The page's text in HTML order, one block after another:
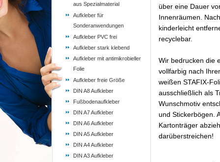
aus Spezialmaterial
Aufkleber für
Sonderanwendungen
Aufkleber PVC frei
Aufkleber stark klebend
Aufkleber mit antimikrobieller
Folie
Aufkleber freie Größe
DIN A8 Aufkleber
Fußbodenaufkleber
DIN A7 Aufkleber
DIN A6 Aufkleber
DIN A5 Aufkleber
DIN A4 Aufkleber
DIN A3 Aufkleber
über eine Dauer
Innenräumen.
kinderleicht
recyclebar.
Wir bedrucken die
vollfarbig nach
weißen STAFIX-
ausschließlich als
Wunschmotiv
und Stickerbögen.
Kartonträger
darüberstreichen!